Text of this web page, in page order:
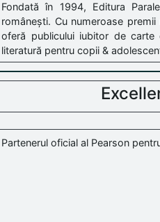
Fondată în 1994, Editura
românești. Cu numeroase
oferă publicului iubitor de carte
literatură pentru copii &
Partenerul oficial al Pearson